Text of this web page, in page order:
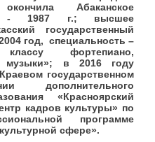
Абаканское
- 1987 г.; высшее
государственный
год, специальность –
фортепиано,
музыки»; в 2016 году
государственном
дополнительного
«Красноярский
кадров культуры» по
программе
сфере».